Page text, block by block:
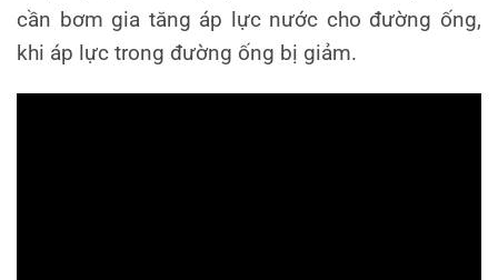
cần bơm gia tăng áp lực nước cho đường ống,
khi áp lực trong đường ống bị giảm.